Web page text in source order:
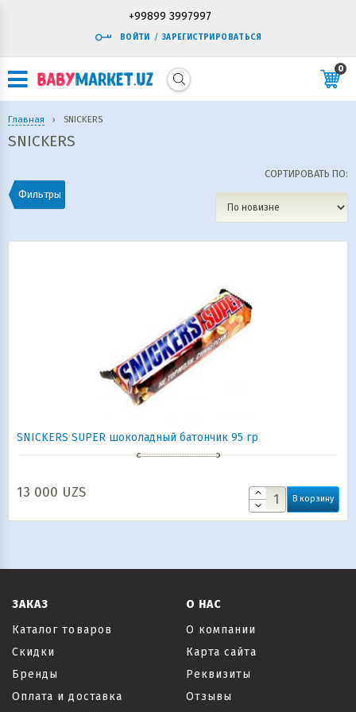
+99899 3997997
ВОЙТИ / ЗАРЕГИСТРИРОВАТЬСЯ
0
Главная › SNICKERS
SNICKERS
Фильтры
СОРТИРОВАТЬ ПО:
SNICKERS SUPER шоколадный батончик 95 гр
13 000 UZS В корзину
ЗАКАЗ
Каталог товаров
Скидки
Бренды
Оплата и доставка
О НАС
О компании
Карта сайта
Реквизиты
Отзывы